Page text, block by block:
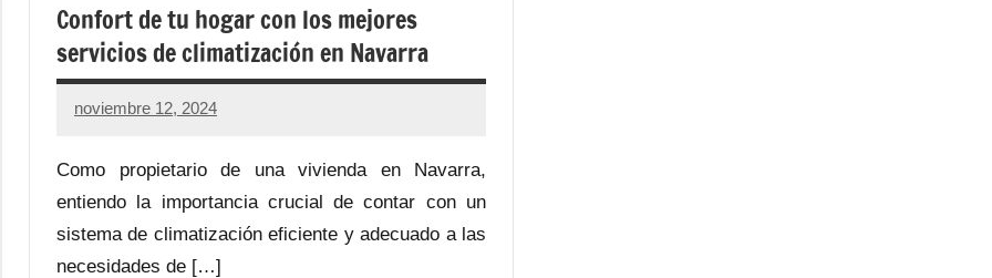
Confort de tu hogar con los mejores
servicios de climatización en Navarra
noviembre 12, 2024
Como propietario de una vivienda en Navarra,
entiendo la importancia crucial de contar con un
sistema de climatización eficiente y adecuado a las
necesidades de […]